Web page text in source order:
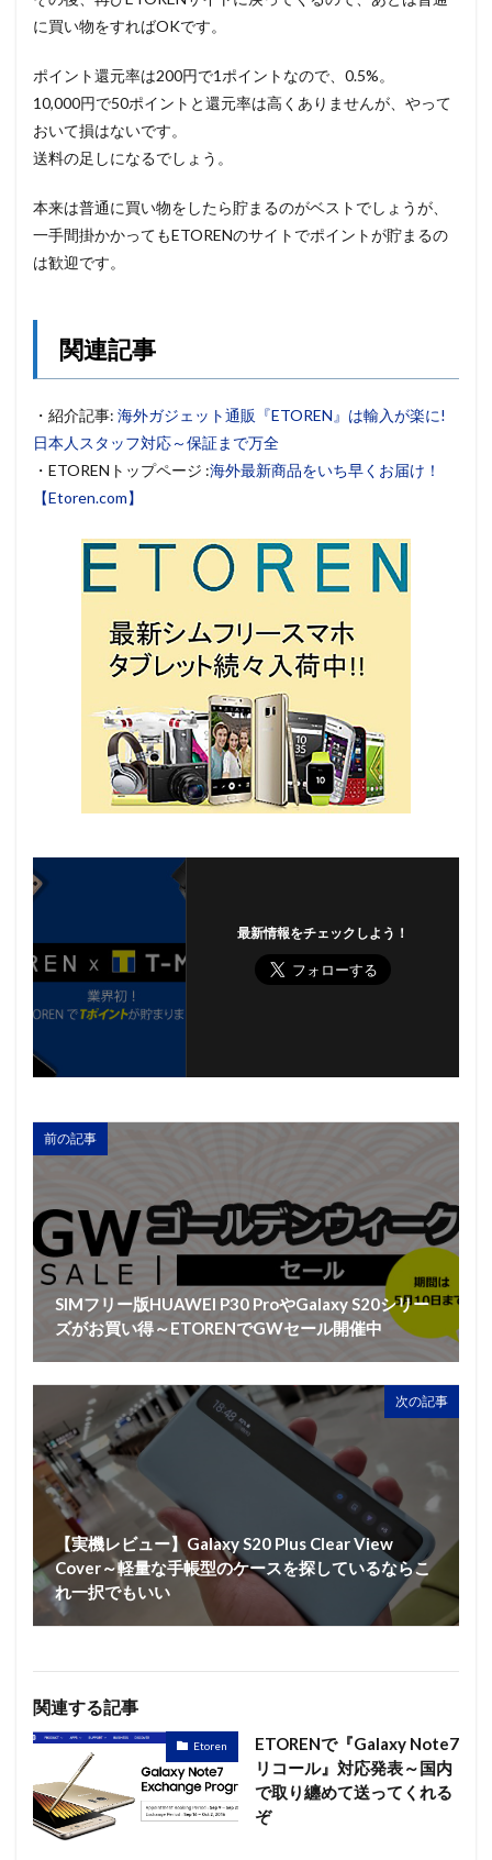
に買い物をすればOKです。
ポイント還元率は200円で1ポイントなので、0.5%。
10,000円で50ポイントと還元率は高くありませんが、やって
おいて損はないです。
送料の足しになるでしょう。
本来は普通に買い物をしたら貯まるのがベストでしょうが、
一手間掛かかってもETORENのサイトでポイントが貯まるの
は歓迎です。
関連記事
・紹介記事: 海外ガジェット通販『ETOREN』は輸入が楽に!
日本人スタッフ対応～保証まで万全
・ETORENトップページ :海外最新商品をいち早くお届け！
【Etoren.com】
最新情報をチェックしよう！
前の記事
SIMフリー版HUAWEI P30 ProやGalaxy S20シリー
ズがお買い得～ETORENでGWセール開催中
次の記事
【実機レビュー】Galaxy S20 Plus Clear View
Cover～軽量な手帳型のケースを探しているならこ
れ一択でもいい
関連する記事
Etoren
ETORENで『Galaxy Note7
リコール』対応発表～国内
で取り纏めて送ってくれる
ぞ